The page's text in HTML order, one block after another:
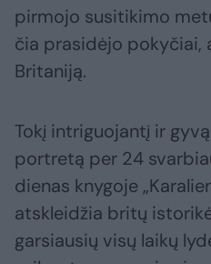
pirmojo susitikimo
čia prasidėjo pokyčiai,
Britaniją.
Tokį intriguojantį ir
portretą per 24
dienas knygoje
atskleidžia britų
garsiausių visų laikų